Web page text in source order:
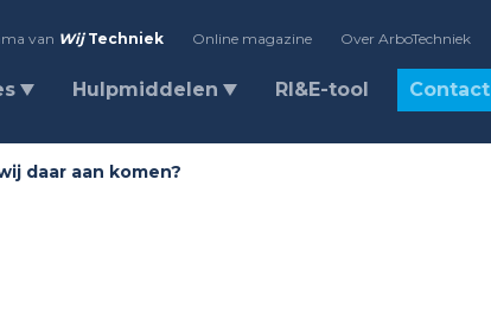
van Wij Techniek Online magazine Over ArboTechniek
Hulpmiddelen RI&E-tool Contact
daar aan komen?